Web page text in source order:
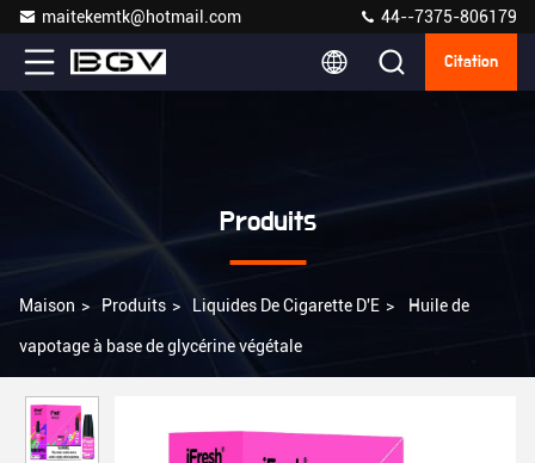
maitekemtk@hotmail.com 44--7375-806179
Citation
Produits
Maison > Produits > Liquides De Cigarette D'E > Huile de
vapotage à base de glycérine végétale